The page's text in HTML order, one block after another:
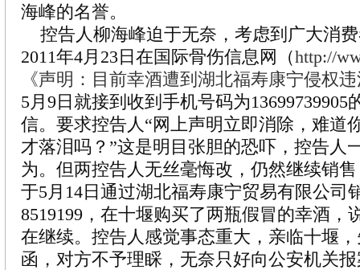
海峰的名誉。
控告人柳海峰迫于无奈，考虑到广大消
2011年4月23日在国际骨伤信息网（http://
《声明：目前幸酒遭到湖北福寿康宁侵权
5月9日就接到收到手机号码为13699739905
信。要求控告人“网上声明立即消除，难道
才落泪吗？”这是明目张胆的恐吓，控告人
为。但两控告人无丝毫悔改，仍然继续销
于5月14日通过湖北福寿康宁贸易有限公司
8519199，在十堰购买了两瓶假冒的幸酒，
在继续。控告人感觉事态重大，亲临十堰
函，对方不予理睬，无奈只好向公安机关